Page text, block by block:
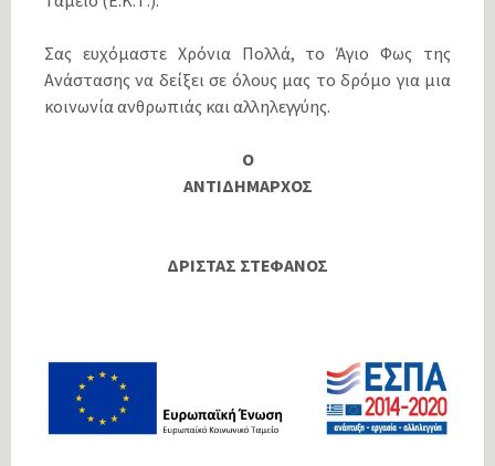
Σας ευχόμαστε Χρόνια Πολλά, το Άγιο Φως της
Ανάστασης να δείξει σε όλους μας το δρόμο για μια
κοινωνία ανθρωπιάς και αλληλεγγύης.
Ο
ΑΝΤΙΔΗΜΑΡΧΟΣ
ΔΡΙΣΤΑΣ ΣΤΕΦΑΝΟΣ